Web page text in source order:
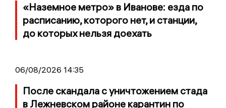
«Наземное метро» в Иванове: езда по
расписанию, которого нет, и станции,
до которых нельзя доехать
06/08/2026 14:35
После скандала с уничтожением стада
в Лежневском районе карантин по